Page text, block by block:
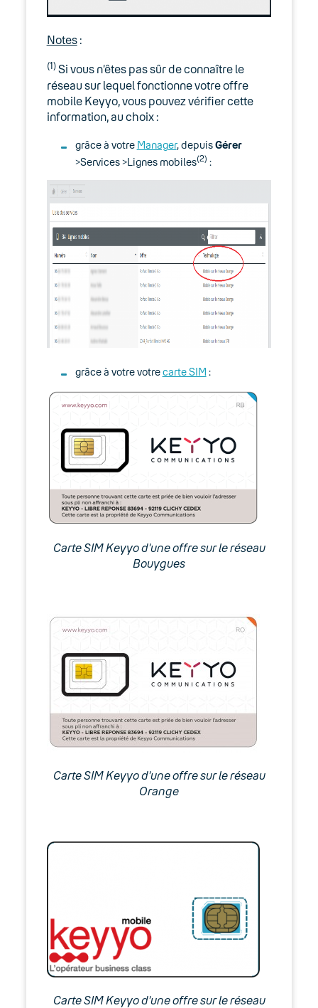
Notes:
(1)Si vous n’êtes pas sûr de connaître le
réseau sur lequel fonctionne votre offre
mobile Keyyo, vous pouvez vérifier cette
information, au choix :
grâce à votre Manager, depuisGérer
>Services >Lignes mobiles(2) :
grâce à votre votrecarte SIM :
Carte SIM Keyyo d’une offre sur le réseau
Bouygues
Carte SIM Keyyo d’une offre sur le réseau
Orange
Carte SIM Keyyo d’une offre sur le réseau